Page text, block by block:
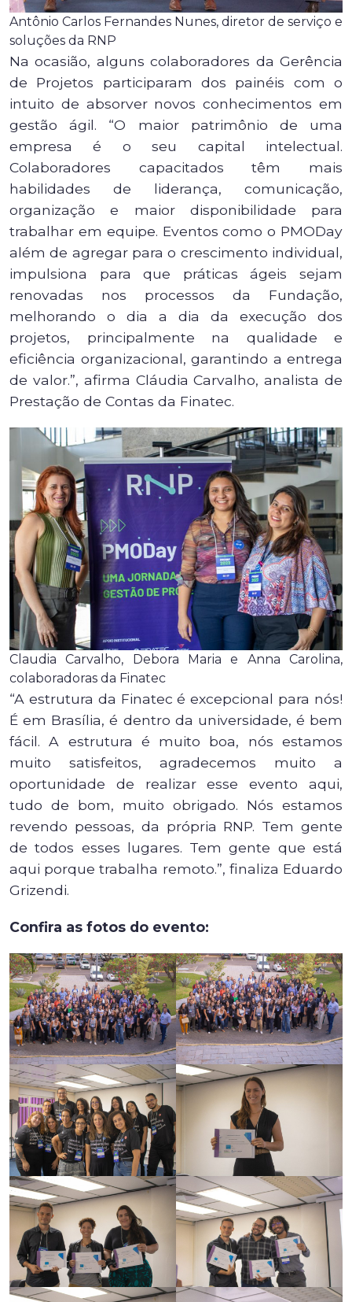
Antônio Carlos Fernandes Nunes, diretor de serviço e
soluções da RNP
Na ocasião, alguns colaboradores da Gerência
de Projetos participaram dos painéis com o
intuito de absorver novos conhecimentos em
gestão ágil. “O maior patrimônio de uma
empresa é o seu capital intelectual.
Colaboradores capacitados têm mais
habilidades de liderança, comunicação,
organização e maior disponibilidade para
trabalhar em equipe. Eventos como o PMODay
além de agregar para o crescimento individual,
impulsiona para que práticas ágeis sejam
renovadas nos processos da Fundação,
melhorando o dia a dia da execução dos
projetos, principalmente na qualidade e
eficiência organizacional, garantindo a entrega
de valor.”, afirma Cláudia Carvalho, analista de
Prestação de Contas da Finatec.
Claudia Carvalho, Debora Maria e Anna Carolina,
colaboradoras da Finatec
“A estrutura da Finatec é excepcional para nós!
É em Brasília, é dentro da universidade, é bem
fácil. A estrutura é muito boa, nós estamos
muito satisfeitos, agradecemos muito a
oportunidade de realizar esse evento aqui,
tudo de bom, muito obrigado. Nós estamos
revendo pessoas, da própria RNP. Tem gente
de todos esses lugares. Tem gente que está
aqui porque trabalha remoto.”, finaliza Eduardo
Grizendi.
Confira as fotos do evento: